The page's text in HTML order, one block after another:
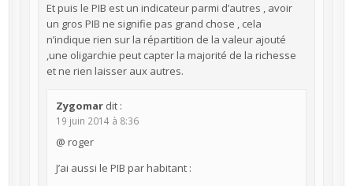
Et puis le PIB est un indicateur parmi d’autres , avoir
un gros PIB ne signifie pas grand chose , cela
n’indique rien sur la répartition de la valeur ajouté
,une oligarchie peut capter la majorité de la richesse
et ne rien laisser aux autres.
Zygomar dit :
19 juin 2014 à 8:36
@ roger
J’ai aussi le PIB par habitant :